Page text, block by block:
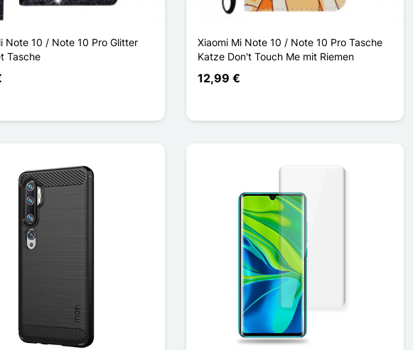
Note 10 / Note 10 Pro Glitter
Tasche
Xiaomi Mi Note 10 / Note 10 Pro Tasche
Katze Don't Touch Me mit Riemen
12,99 €